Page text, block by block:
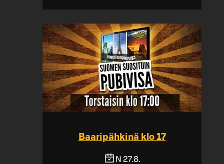
Baaripähkinä klo 17
N 27.8.